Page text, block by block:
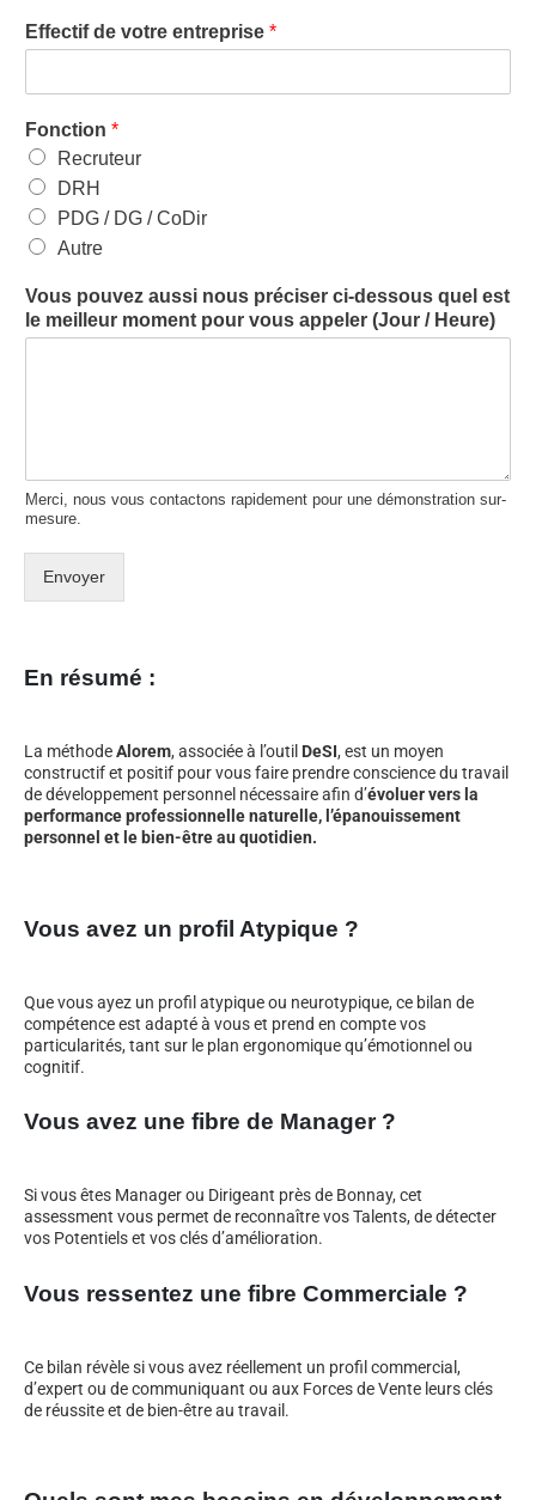
Effectif de votre entreprise *
Fonction *
Recruteur
DRH
PDG / DG / CoDir
Autre
Vous pouvez aussi nous préciser ci-dessous quel est
le meilleur moment pour vous appeler (Jour / Heure)
Merci, nous vous contactons rapidement pour une démonstration sur-
mesure.
Envoyer
En résumé :
La méthodeAlorem, associée à l’outil DeSI, est un moyen
constructif et positif pour vous faire prendre conscience du travail
de développement personnel nécessaire afin d’évoluer vers la
performance professionnelle naturelle, l’épanouissement
personnel et le bien-être au quotidien.
Vous avez un profil Atypique ?
Que vous ayez un profil atypique ou neurotypique, ce bilan de
compétence est adapté à vous et prend en compte vos
particularités, tant sur le plan ergonomique qu’émotionnel ou
cognitif.
Vous avez une fibre de Manager ?
Si vous êtes Manager ou Dirigeant près de Bonnay, cet
assessment vous permet de reconnaître vos Talents, de détecter
vos Potentiels et vos clés d’amélioration.
Vous ressentez une fibre Commerciale ?
Ce bilan révèle si vous avez réellement un profil commercial,
d’expert ou de communiquant ou aux Forces de Vente leurs clés
de réussite et de bien-être au travail.